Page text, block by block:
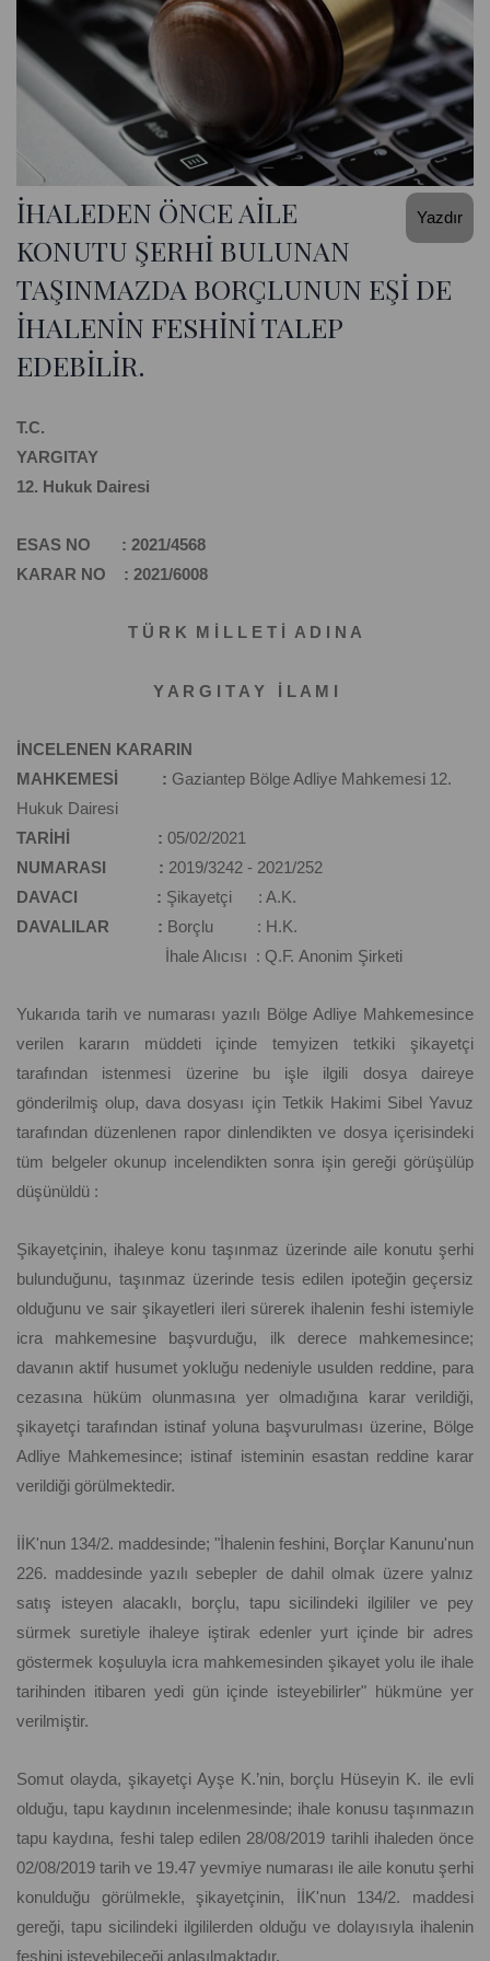
Yazdır
İHALEDEN ÖNCE AİLE
KONUTU ŞERHİ BULUNAN
TAŞINMAZDA BORÇLUNUN EŞİ DE
İHALENİN FESHİNİ TALEP
EDEBİLİR.
T.C.
YARGITAY
12. Hukuk Dairesi
ESAS NO : 2021/4568
KARAR NO : 2021/6008
T Ü R K M İ L L E T İ A D I N A
Y A R G I T A Y İ L A M I
İNCELENEN KARARIN
MAHKEMESİ : Gaziantep Bölge Adliye Mahkemesi 12.
Hukuk Dairesi
TARİHİ : 05/02/2021
NUMARASI : 2019/3242 - 2021/252
DAVACI : Şikayetçi : A.K.
DAVALILAR : Borçlu : H.K.
İhale Alıcısı : Q.F. Anonim Şirketi
Yukarıda tarih ve numarası yazılı Bölge Adliye Mahkemesince
verilen kararın müddeti içinde temyizen tetkiki şikayetçi
tarafından istenmesi üzerine bu işle ilgili dosya daireye
gönderilmiş olup, dava dosyası için Tetkik Hakimi Sibel Yavuz
tarafından düzenlenen rapor dinlendikten ve dosya içerisindeki
tüm belgeler okunup incelendikten sonra işin gereği görüşülüp
düşünüldü :
Şikayetçinin, ihaleye konu taşınmaz üzerinde aile konutu şerhi
bulunduğunu, taşınmaz üzerinde tesis edilen ipoteğin geçersiz
olduğunu ve sair şikayetleri ileri sürerek ihalenin feshi istemiyle
icra mahkemesine başvurduğu, ilk derece mahkemesince;
davanın aktif husumet yokluğu nedeniyle usulden reddine, para
cezasına hüküm olunmasına yer olmadığına karar verildiği,
şikayetçi tarafından istinaf yoluna başvurulması üzerine, Bölge
Adliye Mahkemesince; istinaf isteminin esastan reddine karar
verildiği görülmektedir.
İİK'nun 134/2. maddesinde; "İhalenin feshini, Borçlar Kanunu'nun
226. maddesinde yazılı sebepler de dahil olmak üzere yalnız
satış isteyen alacaklı, borçlu, tapu sicilindeki ilgililer ve pey
sürmek suretiyle ihaleye iştirak edenler yurt içinde bir adres
göstermek koşuluyla icra mahkemesinden şikayet yolu ile ihale
tarihinden itibaren yedi gün içinde isteyebilirler" hükmüne yer
verilmiştir.
Somut olayda, şikayetçi Ayşe K.’nin, borçlu Hüseyin K. ile evli
olduğu, tapu kaydının incelenmesinde; ihale konusu taşınmazın
tapu kaydına, feshi talep edilen 28/08/2019 tarihli ihaleden önce
02/08/2019 tarih ve 19.47 yevmiye numarası ile aile konutu şerhi
konulduğu görülmekle, şikayetçinin, İİK'nun 134/2. maddesi
gereği, tapu sicilindeki ilgililerden olduğu ve dolayısıyla ihalenin
feshini isteyebileceği anlaşılmaktadır.